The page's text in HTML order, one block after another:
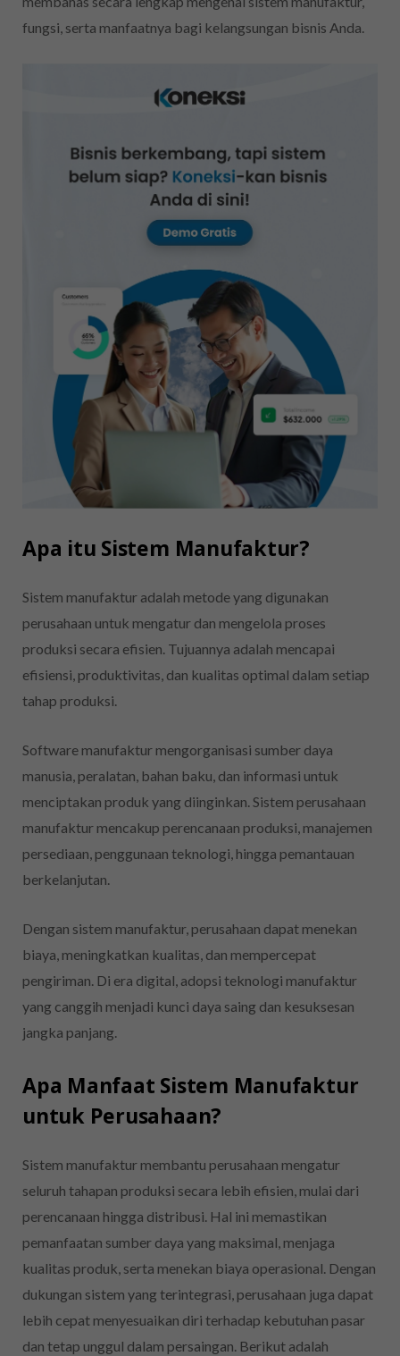
fungsi, serta manfaatnya bagi kelangsungan bisnis Anda.
Apa itu Sistem Manufaktur?
Sistem manufaktur adalah metode yang digunakan
perusahaan untuk mengatur dan mengelola proses
produksi secara efisien. Tujuannya adalah mencapai
efisiensi, produktivitas, dan kualitas optimal dalam setiap
tahap produksi.
Software manufaktur mengorganisasi sumber daya
manusia, peralatan, bahan baku, dan informasi untuk
menciptakan produk yang diinginkan. Sistem perusahaan
manufaktur mencakup perencanaan produksi, manajemen
persediaan, penggunaan teknologi, hingga pemantauan
berkelanjutan.
Dengan sistem manufaktur, perusahaan dapat menekan
biaya, meningkatkan kualitas, dan mempercepat
pengiriman. Di era digital, adopsi teknologi manufaktur
yang canggih menjadi kunci daya saing dan kesuksesan
jangka panjang.
Apa Manfaat Sistem Manufaktur
untuk Perusahaan?
Sistem manufaktur membantu perusahaan mengatur
seluruh tahapan produksi secara lebih efisien, mulai dari
perencanaan hingga distribusi. Hal ini memastikan
pemanfaatan sumber daya yang maksimal, menjaga
kualitas produk, serta menekan biaya operasional. Dengan
dukungan sistem yang terintegrasi, perusahaan juga dapat
lebih cepat menyesuaikan diri terhadap kebutuhan pasar
dan tetap unggul dalam persaingan. Berikut adalah